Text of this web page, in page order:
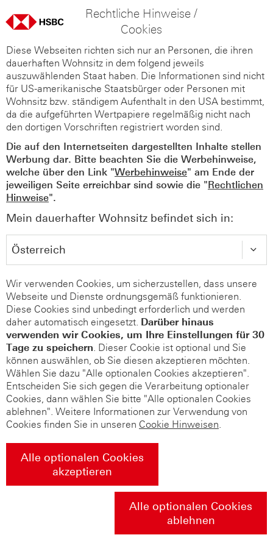
Rechtliche Hinweise /
Cookies
Diese Webseiten richten sich nur an Personen, die ihren
dauerhaften Wohnsitz in dem folgend jeweils
auszuwählenden Staat haben. Die Informationen sind nicht
für US-amerikanische Staatsbürger oder Personen mit
Wohnsitz bzw. ständigem Aufenthalt in den USA bestimmt,
da die aufgeführten Wertpapiere regelmäßig nicht nach
den dortigen Vorschriften registriert worden sind.
Die auf den Internetseiten dargestellten Inhalte stellen
Werbung dar. Bitte beachten Sie die Werbehinweise,
welche über den Link "Werbehinweise" am Ende der
jeweiligen Seite erreichbar sind sowie die "Rechtlichen
Hinweise".
Mein dauerhafter Wohnsitz befindet sich in:
Wir verwenden Cookies, um sicherzustellen, dass unsere
Webseite und Dienste ordnungsgemäß funktionieren.
Diese Cookies sind unbedingt erforderlich und werden
daher automatisch eingesetzt. Darüber hinaus
verwenden wir Cookies, um Ihre Einstellungen für 30
Tage zu speichern. Dieser Cookie ist optional und Sie
können auswählen, ob Sie diesen akzeptieren möchten.
Wählen Sie dazu "Alle optionalen Cookies akzeptieren".
Entscheiden Sie sich gegen die Verarbeitung optionaler
Cookies, dann wählen Sie bitte "Alle optionalen Cookies
ablehnen". Weitere Informationen zur Verwendung von
Cookies finden Sie in unseren Cookie Hinweisen.
Alle optionalen Cookies
akzeptieren
Alle optionalen Cookies
ablehnen